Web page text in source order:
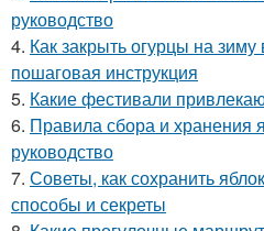
руководство
4. Как закрыть огурцы на
пошаговая инструкция
5. Какие фестивали
6. Правила сбора и хранения
руководство
7. Советы, как сохранить
способы и секреты